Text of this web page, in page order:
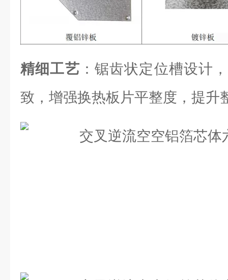
精细工艺 ：锯齿状定位槽设计
致，增强换热板片平整度，提升